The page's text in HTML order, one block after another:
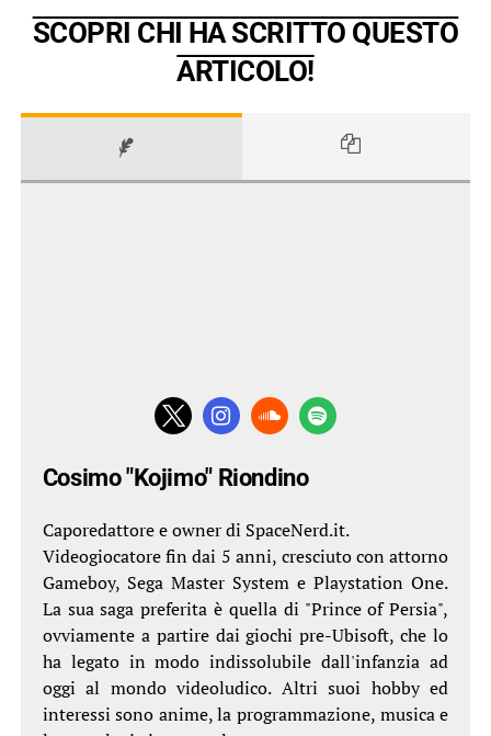
SCOPRI CHI HA SCRITTO QUESTO
ARTICOLO!
Cosimo "Kojimo" Riondino
Caporedattore e owner di SpaceNerd.it.
Videogiocatore fin dai 5 anni, cresciuto con attorno
Gameboy, Sega Master System e Playstation One.
La sua saga preferita è quella di "Prince of Persia",
ovviamente a partire dai giochi pre-Ubisoft, che lo
ha legato in modo indissolubile dall'infanzia ad
oggi al mondo videoludico. Altri suoi hobby ed
interessi sono anime, la programmazione, musica e